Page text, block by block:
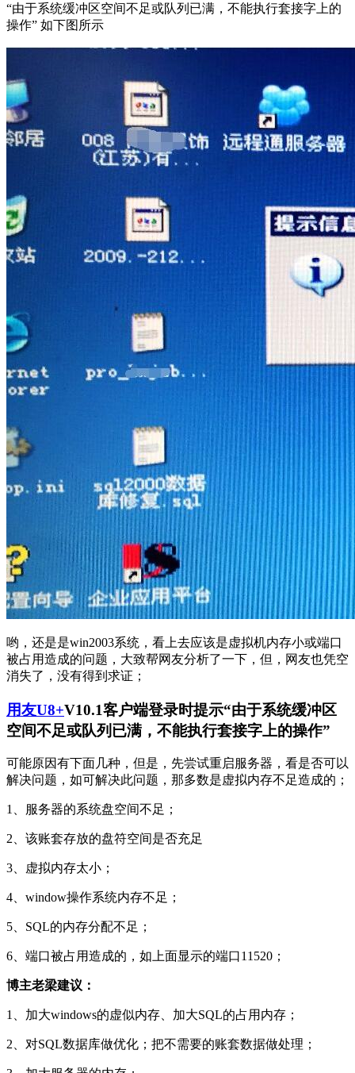
“由于系统缓冲区空间不足或队列已满，不能执行套接字上的
操作” 如下图所示
哟，还是是win2003系统，看上去应该是虚拟机内存小或端口
被占用造成的问题，大致帮网友分析了一下，但，网友也凭空
消失了，没有得到求证；
用友U8+V10.1客户端登录时提示“由于系统缓冲区
空间不足或队列已满，不能执行套接字上的操作”
可能原因有下面几种，但是，先尝试重启服务器，看是否可以
解决问题，如可解决此问题，那多数是虚拟内存不足造成的；
1、服务器的系统盘空间不足；
2、该账套存放的盘符空间是否充足
3、虚拟内存太小；
4、window操作系统内存不足；
5、SQL的内存分配不足；
6、端口被占用造成的，如上面显示的端口11520；
博主老梁建议：
1、加大windows的虚似内存、加大SQL的占用内存；
2、对SQL数据库做优化；把不需要的账套数据做处理；